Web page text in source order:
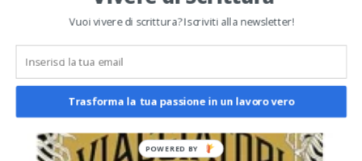
Vuoi vivere di scrittura? Iscriviti alla newsletter!
Trasforma la tua passione in un lavoro vero
POWERED BY